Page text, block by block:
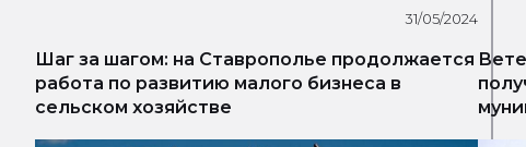
31/05/2024
Шаг за шагом: на Ставрополье продолжается
работа по развитию малого бизнеса в
сельском хозяйстве